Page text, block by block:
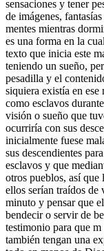
sensaciones y tener
de imágenes,
mentes mientras
es una forma en la
texto que inicia este
teniendo un sueño,
pesadilla y el
siquiera existía en
como esclavos
visión o sueño que
ocurriría con sus
inicialmente fuese
sus descendientes
esclavos y que
otros pueblos, así
ellos serían traídos de
minuto y pensar que
bendecir o servir de
testimonio para que m
también tengan una